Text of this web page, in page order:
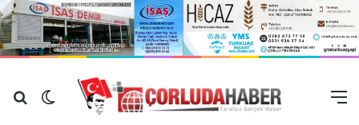
Arama yap ...
Dış görünümü değiştir